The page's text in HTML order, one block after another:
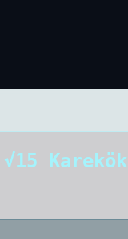
Karekök